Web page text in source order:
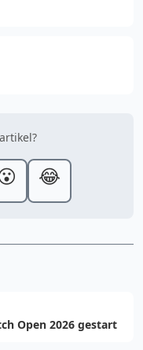
😂
Open 2026 gestart